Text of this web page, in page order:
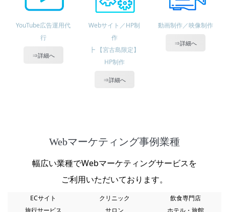
YouTube広告運用代
行
⇒詳細へ
Webサイト／HP制
作
┣ 【宮古島限定】
HP制作
⇒詳細へ
動画制作／映像制作
⇒詳細へ
Webマーケティング事例業種
幅広い業種でWebマーケティングサービスを
ご利用いただいております。
ECサイト
クリニック
飲食専門店